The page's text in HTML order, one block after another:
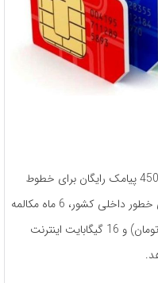
این سیم‌کارت علاوه بر این که دائمی است، 450 پیامک رایگان برای خطوط
داخلی کشور، 450 دقیقه مکالمه رایگان برای خطور داخلی کشور، 6 ماه مکالمه
نیم بها با خطوط داخلی کشور (دقیقه‌ای 30 تومان) و 16 گیگابایت اینترنت